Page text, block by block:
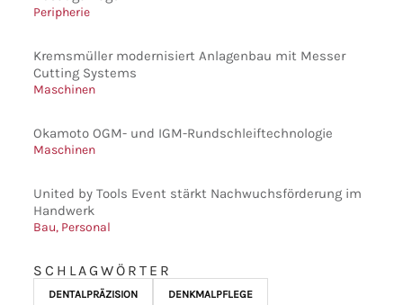
Peripherie
Kremsmüller modernisiert Anlagenbau mit Messer
Cutting Systems
Maschinen
Okamoto OGM- und IGM-Rundschleiftechnologie
Maschinen
United by Tools Event stärkt Nachwuchsförderung im
Handwerk
Bau, Personal
SCHLAGWÖRTER
DENTALPRÄZISION DENKMALPFLEGE